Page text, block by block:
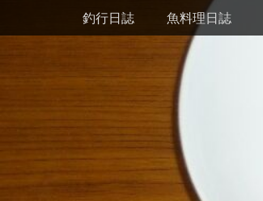
プ
メインメニュー
釣行日誌 魚料理日誌